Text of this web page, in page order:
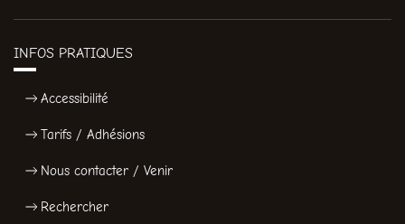
INFOS PRATIQUES
Accessibilité
Tarifs / Adhésions
Nous contacter / Venir
Rechercher